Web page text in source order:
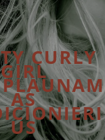
CURLY
GIRL
AS
US